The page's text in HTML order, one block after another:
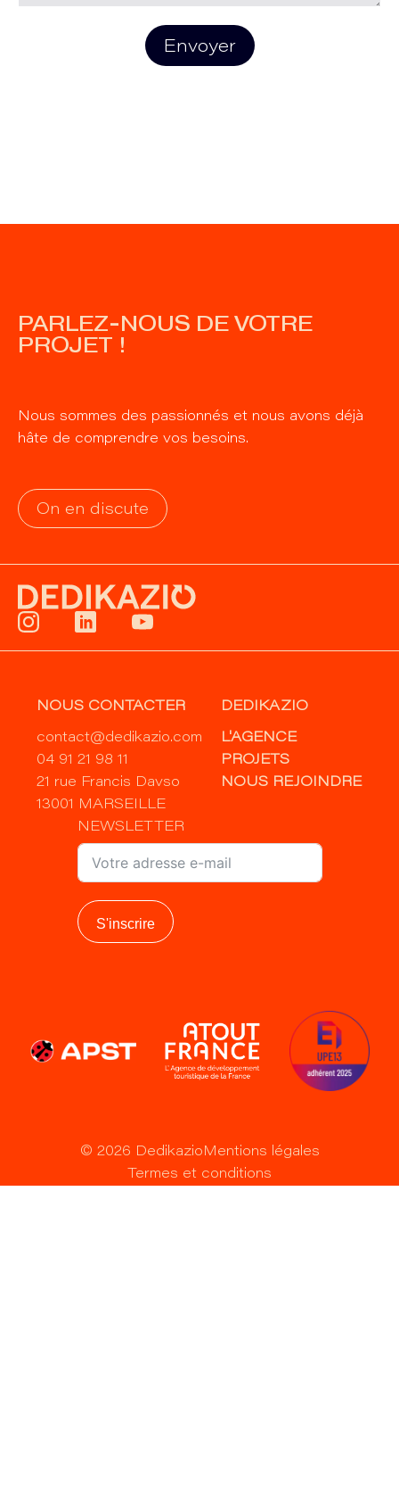
Envoyer
PARLEZ-NOUS DE VOTRE
PROJET !
Nous sommes des passionnés et nous avons déjà
hâte de comprendre vos besoins.
On en discute
NOUS CONTACTER
contact@dedikazio.com
04 91 21 98 11
21 rue Francis Davso
13001 MARSEILLE
DEDIKAZIO
L'AGENCE
PROJETS
NOUS REJOINDRE
NEWSLETTER
S'inscrire
© 2026 Dedikazio Mentions légales
Termes et conditions